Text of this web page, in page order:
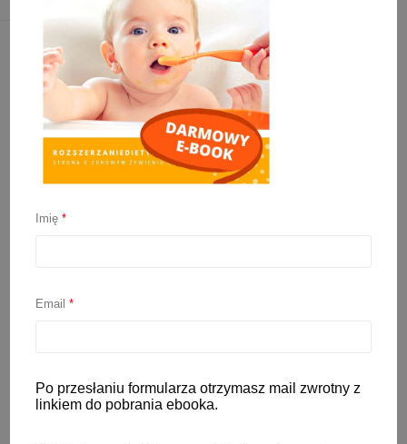
niemowlaka? Na jakim
kaszki?
Imię*
Email*
Po przesłaniu formularza otrzymasz mail zwrotny z
linkiem do pobrania ebooka.